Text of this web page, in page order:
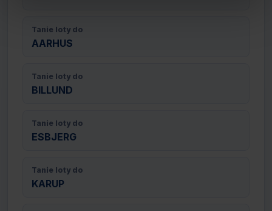
Tanie loty do
AARHUS
Tanie loty do
BILLUND
Tanie loty do
ESBJERG
Tanie loty do
KARUP